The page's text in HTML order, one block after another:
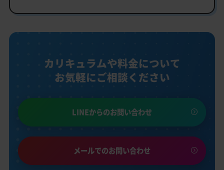
カリキュラムや料金について
お気軽にご相談ください
LINEからのお問い合わせ
メールでのお問い合わせ